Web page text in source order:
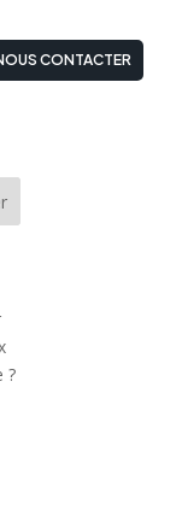
CONTACTER
?